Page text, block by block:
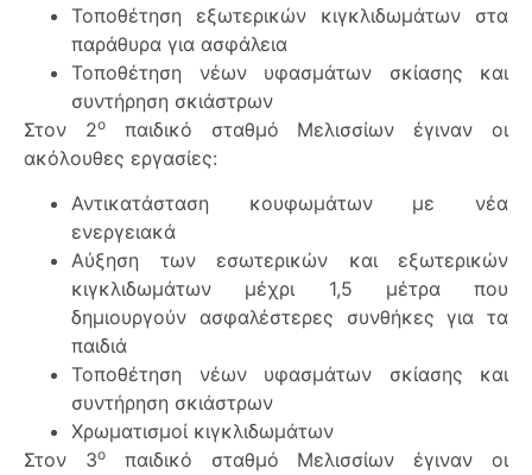
Τοποθέτηση εξωτερικών κιγκλιδωμάτων στα
παράθυρα για ασφάλεια
Τοποθέτηση νέων υφασμάτων σκίασης και
συντήρηση σκιάστρων
Στον 2οπαιδικό σταθμό Μελισσίων έγιναν οι
ακόλουθες εργασίες:
Αντικατάσταση κουφωμάτων με νέα
ενεργειακά
Αύξηση των εσωτερικών και εξωτερικών
κιγκλιδωμάτων μέχρι 1,5 μέτρα που
δημιουργούν ασφαλέστερες συνθήκες για τα
παιδιά
Τοποθέτηση νέων υφασμάτων σκίασης και
συντήρηση σκιάστρων
Χρωματισμοί κιγκλιδωμάτων
Στον 3οπαιδικό σταθμό Μελισσίων έγιναν οι